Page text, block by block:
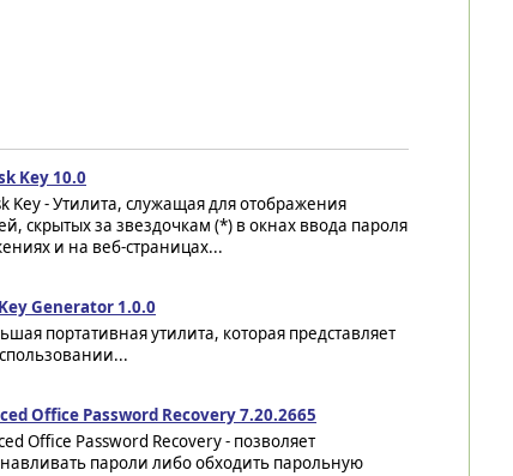
Key 10.0
Key - Утилита, служащая для отображения
скрытых за звездочкам (*) в окнах ввода пароля
и на веб-страницах...
Generator 1.0.0
портативная утилита, которая представляет
Office Password Recovery 7.20.2665
Office Password Recovery - позволяет
пароли либо обходить парольную